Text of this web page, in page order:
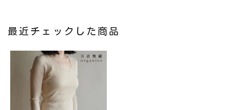
最近チェックした商品